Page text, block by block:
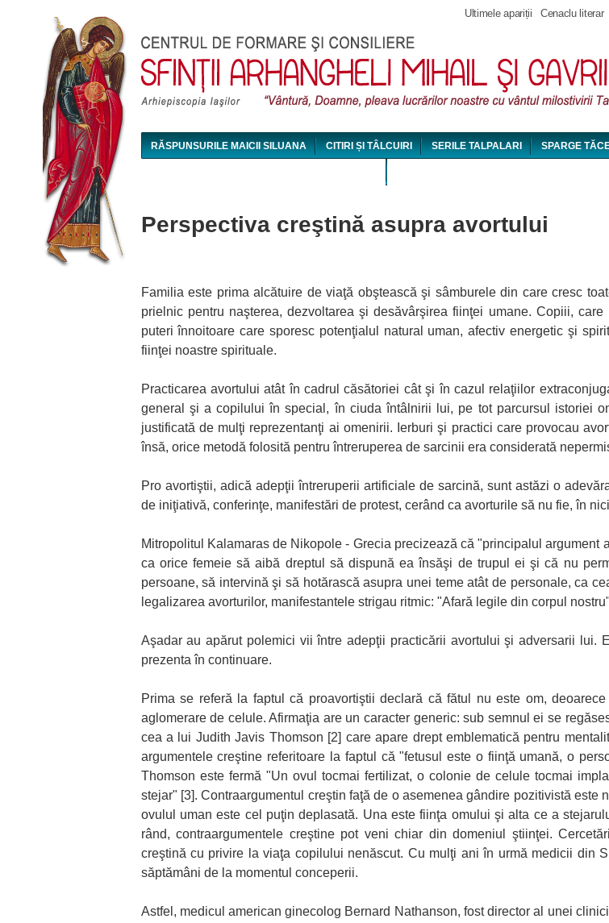
Jump to navigation
Ultimele apariții Cenaclu literar
RĂSPUNSURILE MAICII SILUANA CITIRI ȘI TÂLCUIRI SERILE TALPALARI SPARGE
Perspectiva creştină asupra avortului
Familia este prima alcătuire de viaţă obştească şi sâmburele din care cresc
prielnic pentru naşterea, dezvoltarea şi desăvârşirea fiinţei umane. Copiii,
puteri înnoitoare care sporesc potenţialul natural uman, afectiv energetic şi
fiinţei noastre spirituale.
Practicarea avortului atât în cadrul căsătoriei cât şi în cazul relaţiilor
general şi a copilului în special, în ciuda întâlnirii lui, pe tot parcursul istoriei
justificată de mulţi reprezentanţi ai omenirii. Ierburi şi practici care provocau
însă, orice metodă folosită pentru întreruperea de sarcinii era considerată
Pro avortiştii, adică adepţii întreruperii artificiale de sarcină, sunt astăzi o
de iniţiativă, conferinţe, manifestări de protest, cerând ca avorturile să nu fie, în
Mitropolitul Kalamaras de Nikopole - Grecia precizează că "principalul
ca orice femeie să aibă dreptul să dispună ea însăşi de trupul ei şi că nu
persoane, să intervină şi să hotărască asupra unei teme atât de personale, ca
legalizarea avorturilor, manifestantele strigau ritmic: "Afară legile din corpul
Aşadar au apărut polemici vii între adepţii practicării avortului şi adversarii
prezenta în continuare.
Prima se referă la faptul că proavortiştii declară că fătul nu este om,
aglomerare de celule. Afirmaţia are un caracter generic: sub semnul ei se
cea a lui Judith Javis Thomson [2] care apare drept emblematică pentru
argumentele creştine referitoare la faptul că "fetusul este o fiinţă umană, o
Thomson este fermă "Un ovul tocmai fertilizat, o colonie de celule tocmai
stejar" [3]. Contraargumentul creştin faţă de o asemenea gândire pozitivistă este
ovulul uman este cel puţin deplasată. Una este fiinţa omului şi alta ce a
rând, contraargumentele creştine pot veni chiar din domeniul ştiinţei.
creştină cu privire la viaţa copilului nenăscut. Cu mulţi ani în urmă medicii din
săptămâni de la momentul conceperii.
Astfel, medicul american ginecolog Bernard Nathanson, fost director al unei